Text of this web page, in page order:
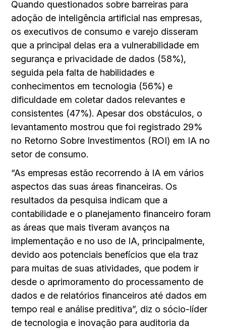
Quando questionados sobre barreiras para
adoção de inteligência artificial nas empresas,
os executivos de consumo e varejo disseram
que a principal delas era a vulnerabilidade em
segurança e privacidade de dados (58%),
seguida pela falta de habilidades e
conhecimentos em tecnologia (56%) e
dificuldade em coletar dados relevantes e
consistentes (47%). Apesar dos obstáculos, o
levantamento mostrou que foi registrado 29%
no Retorno Sobre Investimentos (ROI) em IA no
setor de consumo.
“As empresas estão recorrendo à IA em vários
aspectos das suas áreas financeiras. Os
resultados da pesquisa indicam que a
contabilidade e o planejamento financeiro foram
as áreas que mais tiveram avanços na
implementação e no uso de IA, principalmente,
devido aos potenciais benefícios que ela traz
para muitas de suas atividades, que podem ir
desde o aprimoramento do processamento de
dados e de relatórios financeiros até dados em
tempo real e análise preditiva”, diz o sócio-líder
de tecnologia e inovação para auditoria da